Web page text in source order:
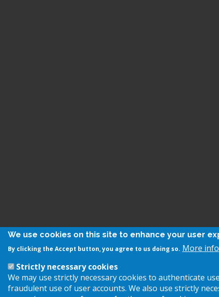
We use cookies on this site to enhance your user
By clicking the Accept button, you agree to us doing so. More info
Strictly necessary cookies
We may use strictly necessary cookies to authenticate
fraudulent use of user accounts. We also use strictly